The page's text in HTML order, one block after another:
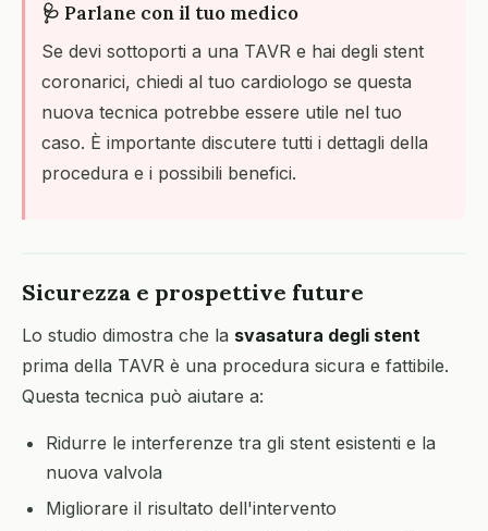
🩺 Parlane con il tuo medico
Se devi sottoporti a una TAVR e hai degli stent
coronarici, chiedi al tuo cardiologo se questa
nuova tecnica potrebbe essere utile nel tuo
caso. È importante discutere tutti i dettagli della
procedura e i possibili benefici.
Sicurezza e prospettive future
Lo studio dimostra che la svasatura degli stent
prima della TAVR è una procedura sicura e fattibile.
Questa tecnica può aiutare a:
Ridurre le interferenze tra gli stent esistenti e la
nuova valvola
Migliorare il risultato dell'intervento